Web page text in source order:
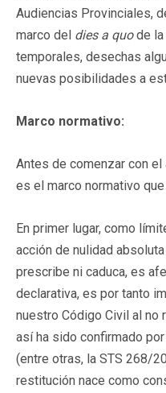
Audiencias Provinciales,
marco del dies a quode la
temporales, desechas
nuevas posibilidades a
Marco normativo:
Antes de comenzar con
es el marco normativo
En primer lugar, como
acción de nulidad
prescribe ni caduca, es
declarativa, es por tanto
nuestro Código Civil al no
así ha sido confirmado
(entre otras, la STS 268/
restitución nace como